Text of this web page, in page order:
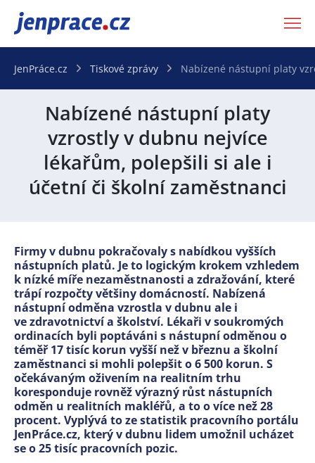
JenPráce.cz
JenPráce.cz Tiskové zprávy Nabízené nástupní platy
Nabízené nástupní platy
vzrostly v dubnu nejvíce
lékařům, polepšili si ale i
účetní či školní zaměstnanci
Firmy v dubnu pokračovaly s nabídkou vyšších
nástupních platů. Je to logickým krokem vzhledem
k nízké míře nezaměstnanosti a zdražování, které
trápí rozpočty většiny domácností. Nabízená
nástupní odměna vzrostla v dubnu ale i
ve zdravotnictví a školství. Lékaři v soukromých
ordinacích byli poptáváni s nástupní odměnou o
téměř 17 tisíc korun vyšší než v březnu a školní
zaměstnanci si mohli polepšit o 6 500 korun. S
očekávaným oživením na realitním trhu
koresponduje rovněž výrazný růst nástupních
odměn u realitních makléřů, a to o více než 28
procent. Vyplývá to ze statistik pracovního portálu
JenPráce.cz, který v dubnu lidem umožnil ucházet
se o 25 tisíc pracovních pozic.